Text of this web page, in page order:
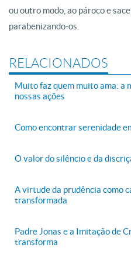
ou outro modo, ao pároco e
parabenizando-os.
RELACIONADOS
Muito faz quem muito ama: a
nossas ações
Como encontrar serenidade
O valor do silêncio e da
A virtude da prudência como
transformada
Padre Jonas e a Imitação de
transforma